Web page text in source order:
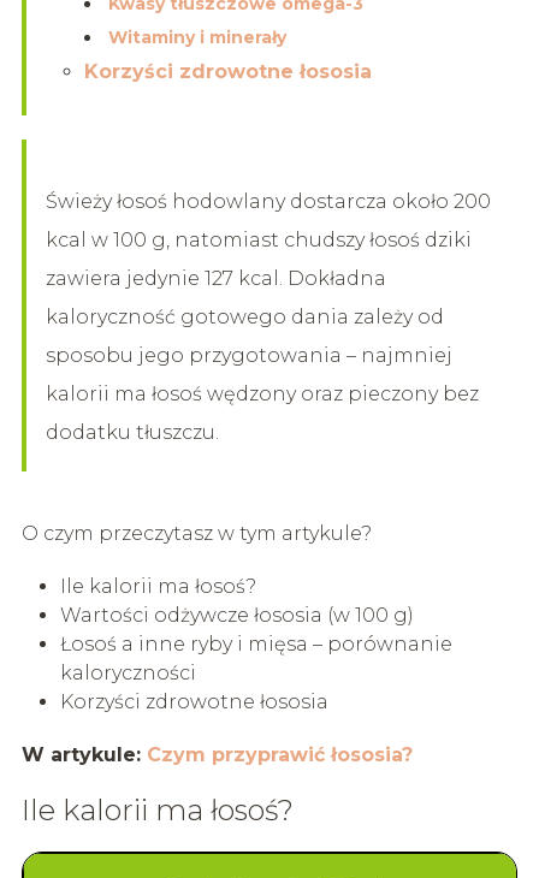
Witaminy i minerały
Korzyści zdrowotne łososia
Świeży łosoś hodowlany dostarcza około 200
kcal w 100 g, natomiast chudszy łosoś dziki
zawiera jedynie 127 kcal. Dokładna
kaloryczność gotowego dania zależy od
sposobu jego przygotowania – najmniej
kalorii ma łosoś wędzony oraz pieczony bez
dodatku tłuszczu.
O czym przeczytasz w tym artykule?
Ile kalorii ma łosoś?
Wartości odżywcze łososia (w 100 g)
Łosoś a inne ryby i mięsa – porównanie
kaloryczności
Korzyści zdrowotne łososia
W artykule: Czym przyprawić łososia?
Ile kalorii ma łosoś?